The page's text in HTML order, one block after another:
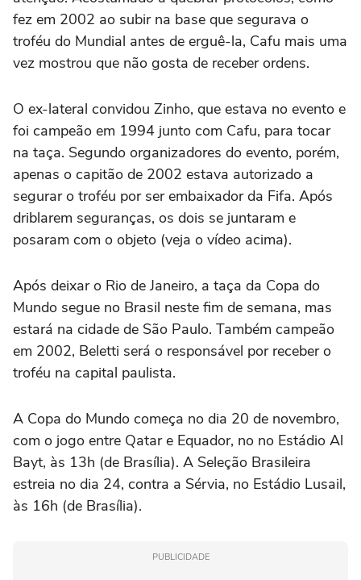
fez em 2002 ao subir na base que segurava o
troféu do Mundial antes de erguê-la, Cafu mais uma
vez mostrou que não gosta de receber ordens.
O ex-lateral convidou Zinho, que estava no evento e
foi campeão em 1994 junto com Cafu, para tocar
na taça. Segundo organizadores do evento, porém,
apenas o capitão de 2002 estava autorizado a
segurar o troféu por ser embaixador da Fifa. Após
driblarem seguranças, os dois se juntaram e
posaram com o objeto (veja o vídeo acima).
Após deixar o Rio de Janeiro, a taça da Copa do
Mundo segue no Brasil neste fim de semana, mas
estará na cidade de São Paulo. Também campeão
em 2002, Beletti será o responsável por receber o
troféu na capital paulista.
A Copa do Mundo começa no dia 20 de novembro,
com o jogo entre Qatar e Equador, no no Estádio Al
Bayt, às 13h (de Brasília). A Seleção Brasileira
estreia no dia 24, contra a Sérvia, no Estádio Lusail,
às 16h (de Brasília).
PUBLICIDADE